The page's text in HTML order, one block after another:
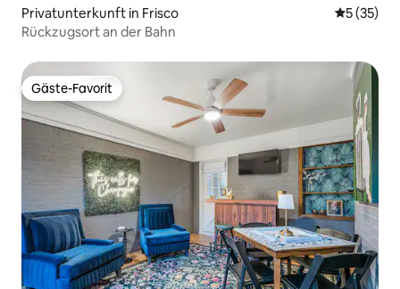
Privatunterkunft in Frisco
5 (35)
Rückzugsort an der Bahn
Gäste-Favorit
Gäste-Favorit